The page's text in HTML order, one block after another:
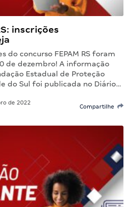
inscrições
do concurso FEPAM RS foram
de dezembro! A informação
Estadual de Proteção
do Sul foi publicada no Diário…
de 2022
Compartilhe